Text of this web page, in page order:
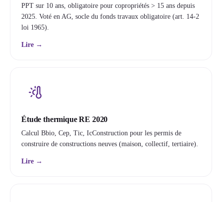
PPT sur 10 ans, obligatoire pour copropriétés > 15 ans depuis
2025. Voté en AG, socle du fonds travaux obligatoire (art. 14-2
loi 1965).
Lire →
Étude thermique RE 2020
Calcul Bbio, Cep, Tic, IcConstruction pour les permis de
construire de constructions neuves (maison, collectif, tertiaire).
Lire →